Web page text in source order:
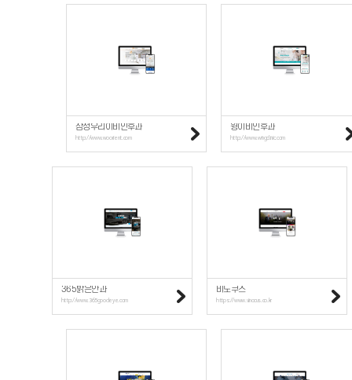
삼성우리이비인후과
http://www.woorient.com
윙이비인후과
http://www.wingclinic.com
365밝은안과
http://www.365goodeye.com
비노쿠스
https://www.vinocus.co.kr